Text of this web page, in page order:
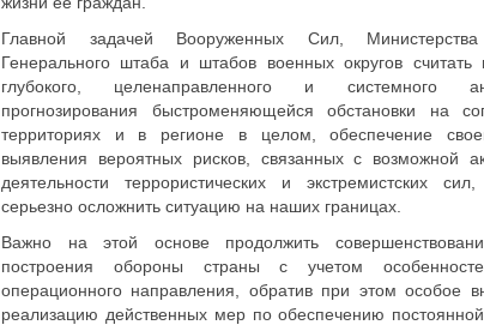
Главной задачей Вооруженных Сил,
Генерального штаба и штабов военных округов считать
глубокого, целенаправленного и системного
прогнозирования быстроменяющейся обстановки на
территориях и в регионе в целом, обеспечение
выявления вероятных рисков, связанных с возможной
деятельности террористических и экстремистских
серьезно осложнить ситуацию на наших границах.
Важно на этой основе продолжить
построения обороны страны с учетом
операционного направления, обратив при этом особое
реализацию действенных мер по обеспечению постоянной